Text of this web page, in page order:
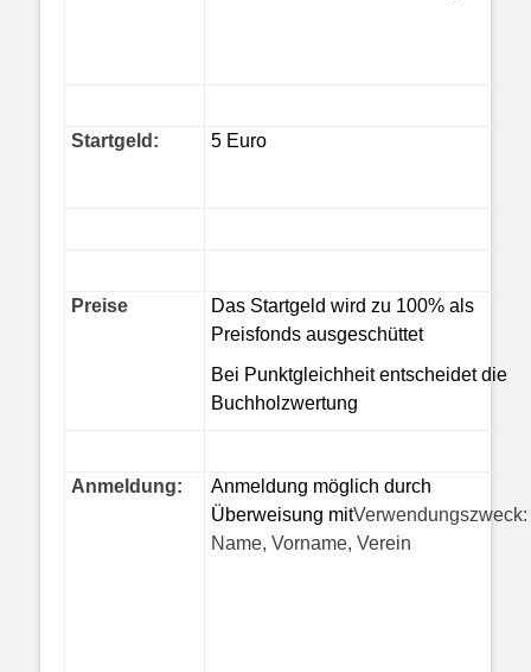
Startgeld: 5 Euro
Preise
Das Startgeld wird zu 100% als
Preisfonds ausgeschüttet
Bei Punktgleichheit entscheidet die
Buchholzwertung
Anmeldung:
Anmeldung möglich durch
Überweisung mitVerwendungszweck:
Name, Vorname, Verein